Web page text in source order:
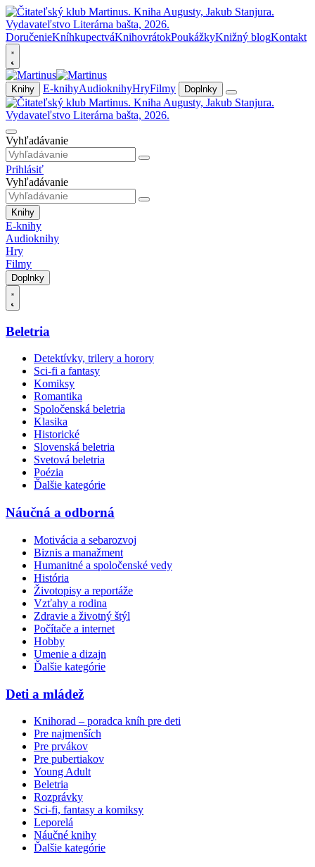
DoručenieKníhkupectváKnihovrátokPoukážkyKnižný blogKontakt
Knihy E-knihyAudioknihyHryFilmy Doplnky
Vyhľadávanie
Prihlásiť
Vyhľadávanie
Knihy
E-knihy
Audioknihy
Hry
Filmy
Doplnky
Beletria
Detektívky, trilery a horory
Sci-fi a fantasy
Komiksy
Romantika
Spoločenská beletria
Klasika
Historické
Slovenská beletria
Svetová beletria
Poézia
Ďalšie kategórie
Náučná a odborná
Motivácia a sebarozvoj
Biznis a manažment
Humanitné a spoločenské vedy
História
Životopisy a reportáže
Vzťahy a rodina
Zdravie a životný štýl
Počítače a internet
Hobby
Umenie a dizajn
Ďalšie kategórie
Deti a mládež
Knihorad – poradca kníh pre deti
Pre najmenších
Pre prvákov
Pre pubertiakov
Young Adult
Beletria
Rozprávky
Sci-fi, fantasy a komiksy
Leporelá
Náučné knihy
Ďalšie kategórie